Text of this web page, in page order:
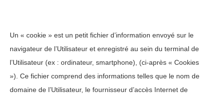
Un « cookie » est un petit fichier d’information envoyé sur le
navigateur de l’Utilisateur et enregistré au sein du terminal de
l’Utilisateur (ex : ordinateur, smartphone), (ci-après « Cookies
»). Ce fichier comprend des informations telles que le nom de
domaine de l’Utilisateur, le fournisseur d’accès Internet de